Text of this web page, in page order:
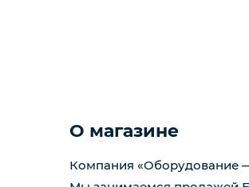
О магазине
Компания «Оборудование